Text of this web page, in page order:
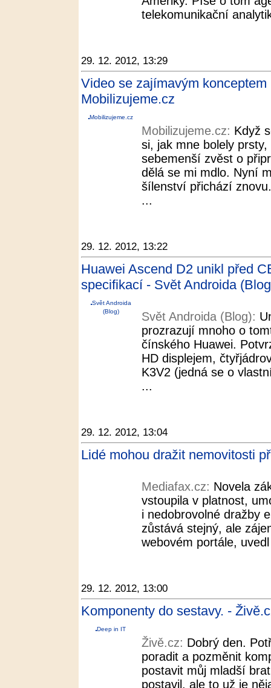
telekomunikační
29. 12. 2012, 13:29
Video se zajímavým
Mobilizujeme.cz
Mobilizujeme.cz
Mobilizujeme.cz: Když
si, jak mne bolely
sebemenší zvěst o
dělá se mi mdlo. Nyní
šílenství přichází
...
29. 12. 2012, 13:22
Huawei Ascend D2 unikl před
specifikací - Svět Androida
Svět Androida
(Blog)
Svět Androida (Blog):
prozrazují mnoho o
čínského Huawei.
HD displejem,
K3V2 (jedná se o
...
29. 12. 2012, 13:04
Lidé mohou dražit nemovitosti
Mediafax.cz: Novela
vstoupila v platnost,
i nedobrovolné dražby
zůstává stejný, ale
webovém portále,
29. 12. 2012, 13:00
Komponenty do sestavy. -
Deep in IT
Živě.cz: Dobrý den.
poradit a pozměnit
postavit můj mladší
postavil, ale to už je